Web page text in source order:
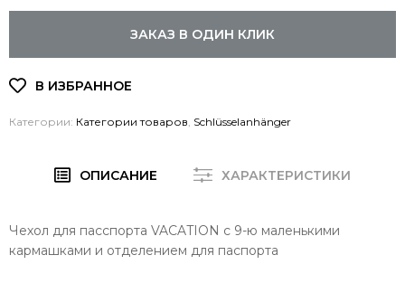
ЗАКАЗ В ОДИН КЛИК
Категории: Категории товаров Schlüsselanhänger
ОПИСАНИЕ ХАРАКТЕРИСТИКИ
Чехол для пасспорта VACATION с 9-ю маленькими
кармашками и отделением для паспорта